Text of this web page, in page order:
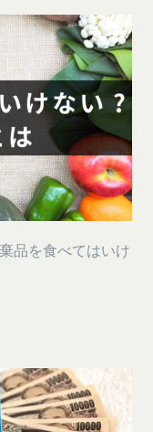
品を食べてはいけ